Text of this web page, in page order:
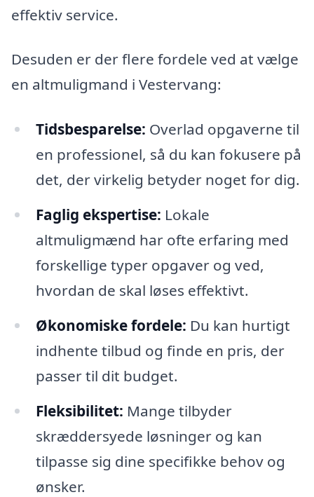
effektiv service.
Desuden er der flere fordele ved at vælge
en altmuligmand i Vestervang:
Tidsbesparelse: Overlad opgaverne til
en professionel, så du kan fokusere på
det, der virkelig betyder noget for dig.
Faglig ekspertise: Lokale
altmuligmænd har ofte erfaring med
forskellige typer opgaver og ved,
hvordan de skal løses effektivt.
Økonomiske fordele: Du kan hurtigt
indhente tilbud og finde en pris, der
passer til dit budget.
Fleksibilitet: Mange tilbyder
skræddersyede løsninger og kan
tilpasse sig dine specifikke behov og
ønsker.